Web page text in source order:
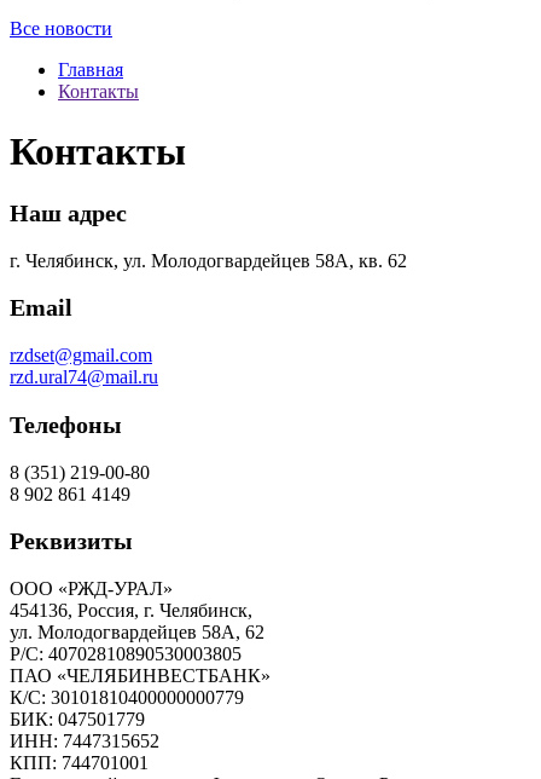
Все новости
Главная
Контакты
Контакты
Наш адрес
г. Челябинск, ул. Молодогвардейцев 58А, кв. 62
Email
rzdset@gmail.com
rzd.ural74@mail.ru
Телефоны
8 (351) 219-00-80
8 902 861 4149
Реквизиты
ООО «РЖД-УРАЛ»
454136, Россия, г. Челябинск,
ул. Молодогвардейцев 58А, 62
Р/С: 40702810890530003805
ПАО «ЧЕЛЯБИНВЕСТБАНК»
К/С: 30101810400000000779
БИК: 047501779
ИНН: 7447315652
КПП: 744701001